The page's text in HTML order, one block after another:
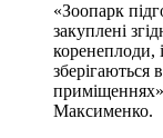
«Зоопарк
закуплені
коренеплоди,
зберігаються
Максименко.